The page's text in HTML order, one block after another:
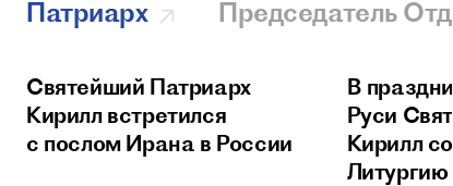
Патриарх Председатель
Святейший Патриарх
Кирилл встретился
с послом Ирана в России
В
Руси
Кирилл